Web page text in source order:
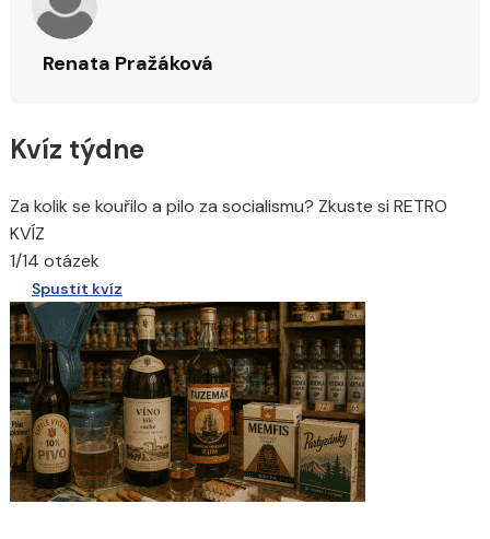
Renata Pražáková
Kvíz týdne
Za kolik se kouřilo a pilo za socialismu? Zkuste si RETRO
KVÍZ
1/14 otázek
Spustit kvíz